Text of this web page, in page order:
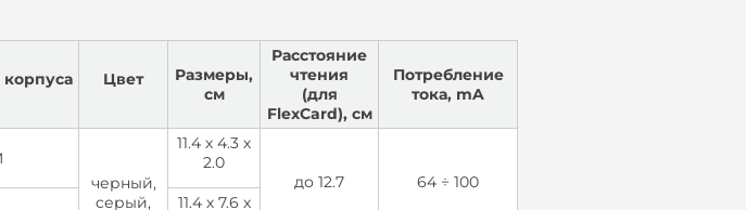
Цвет
Размеры,
см
Расстояние
чтения
(для
FlexCard), см
Потребление
тока, mA
черный,
cерый,
11.4 х 4.3 х
2.0
до 12.7
64 ÷ 100
11.4 х 7.6 х